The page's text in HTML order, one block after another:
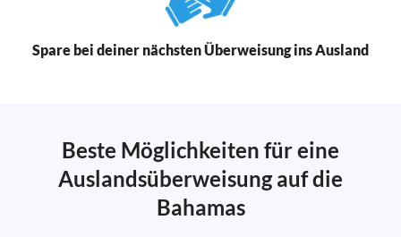
Spare bei deiner nächsten Überweisung ins Ausland
Beste Möglichkeiten für eine
Auslandsüberweisung auf die
Bahamas